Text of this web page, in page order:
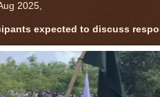
2025,
expected to discuss